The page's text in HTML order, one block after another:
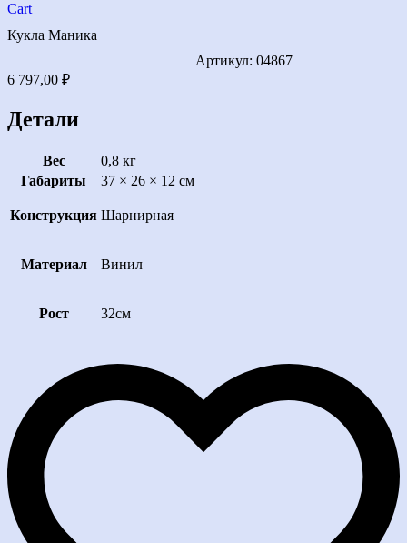
Cart
Кукла Маника
Артикул: 04867
6 797,00 ₽
Детали
Вес
0,8 кг
Габариты
37 × 26 × 12 см
Конструкция Шарнирная
Материал Винил
Рост 32см